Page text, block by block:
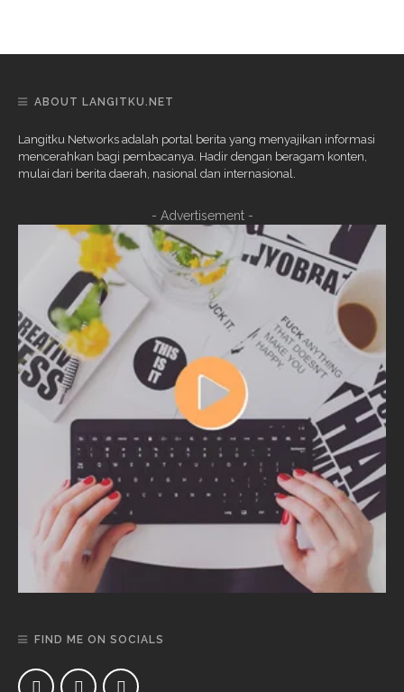
ABOUT LANGITKU.NET
Langitku Networks adalah portal berita yang menyajikan informasi
mencerahkan bagi pembacanya. Hadir dengan beragam konten,
mulai dari berita daerah, nasional dan internasional.
- Advertisement -
FIND ME ON SOCIALS